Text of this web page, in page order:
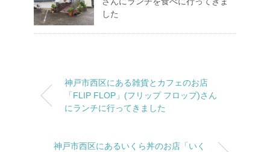
した
神戸市西区にある雑貨とカフェのお店
「FLIP FLOP」(フリップ フロップ)さん
にランチに行ってきました
神戸市西区にあるいくら丼のお店「いく